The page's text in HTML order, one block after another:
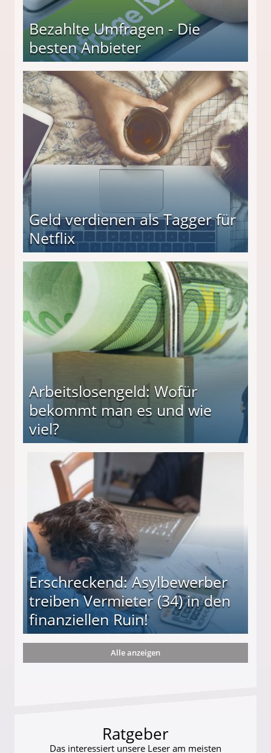
Bezahlte Umfragen - Die
besten Anbieter
Geld verdienen als Tagger für
Netflix
Arbeitslosengeld: Wofür
bekommt man es und wie
viel?
und wie viel?
Erschreckend: Asylbewerber
treiben Vermieter (34) in den
finanziellen Ruin!
(34) in den finanziellen Ruin!
Alle anzeigen
Ratgeber
Das interessiert unsere Leser am meisten